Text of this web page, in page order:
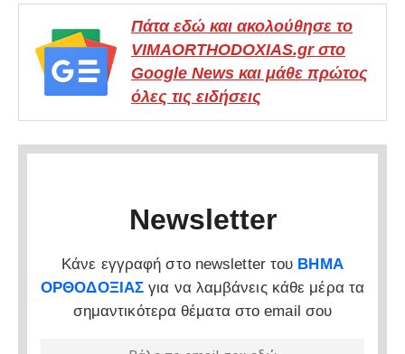
Πάτα εδώ και ακολούθησε το
VIMAORTHODOXIAS.gr στο
Google News και μάθε πρώτος
όλες τις ειδήσεις
Newsletter
Κάνε εγγραφή στο newsletter του ΒΗΜΑ
ΟΡΘΟΔΟΞΙΑΣ για να λαμβάνεις κάθε μέρα τα
σημαντικότερα θέματα στο email σου